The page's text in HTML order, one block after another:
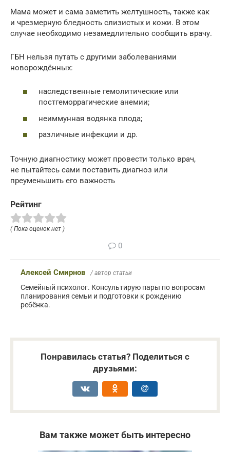
Мама может и сама заметить желтушность, также как
и чрезмерную бледность слизистых и кожи. В этом
случае необходимо незамедлительно сообщить врачу.
ГБН нельзя путать с другими заболеваниями
новорождённых:
наследственные гемолитические или
постгеморрагические анемии;
неиммунная водянка плода;
различные инфекции и др.
Точную диагностику может провести только врач,
не пытайтесь сами поставить диагноз или
преуменьшить его важность
Рейтинг
( Пока оценок нет )
0
Алексей Смирнов / автор статьи
Семейный психолог. Консультирую пары по вопросам
планирования семьи и подготовки к рождению
ребёнка.
Понравилась статья? Поделиться с
друзьями:
Вам также может быть интересно